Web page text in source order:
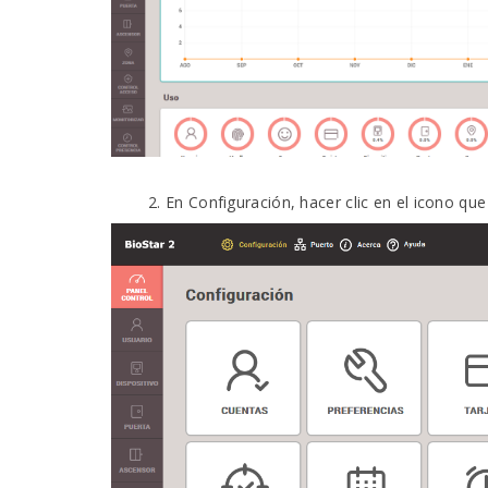
En Configuración, hacer clic en el icono